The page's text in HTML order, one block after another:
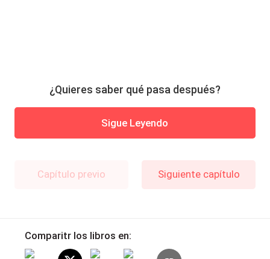
¿Quieres saber qué pasa después?
Sigue Leyendo
Capítulo previo Siguiente capítulo
Comparitr los libros en: